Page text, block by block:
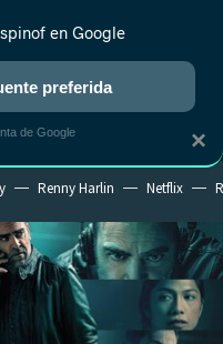
NUEVO
ANIME RANKINGS CINE
Renny Harlin Netflix
×
en Google
preferida
de Google